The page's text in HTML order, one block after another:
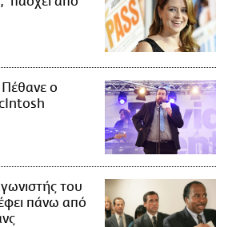
ο
του
πάνω από